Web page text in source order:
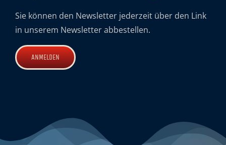
Sie können den Newsletter jederzeit über den Link
in unserem Newsletter abbestellen.